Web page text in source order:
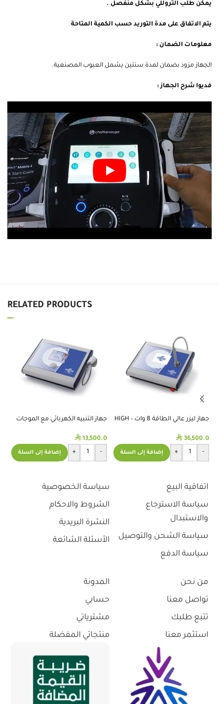
يمكن طلب التروللي بشكل منفصل .
يتم الاتفاق على مدة التوريد حسب الكمية المتاحة
معلومات الضمان :
الجهاز مزود بضمان لمدة سنتين يشمل العيوب المصنعية.
فديوا شرح الجهاز :
RELATED PRODUCTS
جهاز ليزر عالي الطاقة 8 وات – HIGH
⃁ 36,500.0
-
+ إضافة إلى السلة
جهاز التنبيه الكهربائي مع الموجات
⃁ 13,500.0
-
+ إضافة إلى السلة
اتفاقية البيع
سياسة الاسترجاع
والاستبدال
سياسة الشحن والتوصيل
سياسة الدفع
سياسة الخصوصية
الشروط والاحكام
النشرة البريدية
الأسئلة الشائعة
من نحن
تواصل معنا
تتبع طلبك
استثمر معنا
المدونة
حسابي
مشترياتي
منتجاتي المفضلة